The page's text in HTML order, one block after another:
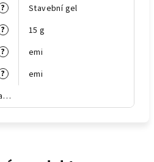
?
Stavební gel
?
15 g
?
emi
?
emi